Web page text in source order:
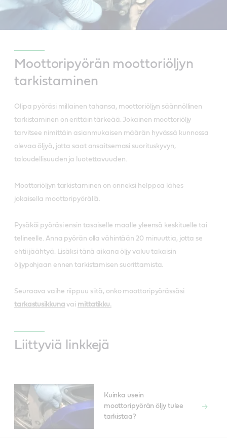
Moottoripyörän moottoriöljyn
tarkistaminen
Olipa pyöräsi millainen tahansa, moottoriöljyn säännöllinen
tarkistaminen on erittäin tärkeää. Jokainen moottoriöljy
tarvitsee nimittäin asianmukaisen määrän hyvässä kunnossa
olevaa öljyä, jotta saat ansaitsemasi suorituskyvyn,
taloudellisuuden ja luotettavuuden.
Moottoriöljyn tarkistaminen on onneksi helppoa lähes
jokaisella moottoripyörällä.
Pysäköi pyöräsi ensin tasaiselle maalle yleensä keskituelle tai
telineelle. Anna pyörän olla vähintään 20 minuuttia, jotta se
ehtii jäähtyä. Lisäksi tänä aikana öljy valuu takaisin
öljypohjaan ennen tarkistamisen suorittamista.
Seuraava vaihe riippuu siitä, onko moottoripyörässäsi
tarkastusikkuna vai mittatikku.
Liittyviä linkkejä
Kuinka usein
moottoripyörän öljy tulee
tarkistaa?